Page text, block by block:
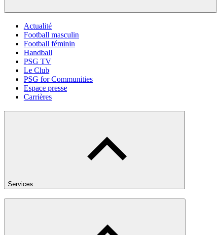
Actualité
Football masculin
Football féminin
Handball
PSG TV
Le Club
PSG for Communities
Espace presse
Carrières
Services